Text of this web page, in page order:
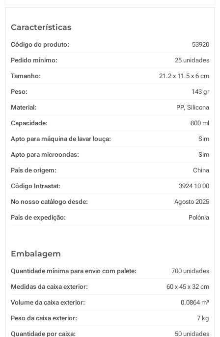
Características
Código do produto: 53920
Pedido mínimo: 25 unidades
Tamanho: 21.2 x 11.5 x 6 cm
Peso: 143 gr
Material: PP, Silicona
Capacidade: 800 ml
Apto para máquina de lavar louça: Sim
Apto para microondas: Sim
País de origem: China
Código Intrastat: 3924 10 00
No nosso catálogo desde: Agosto 2025
País de expedição: Polónia
Embalagem
Quantidade mínima para envio com palete: 700 unidades
Medidas da caixa exterior: 60 x 45 x 32 cm
Volume da caixa exterior: 0.0864 m³
Peso da caixa exterior: 7 kg
Quantidade por caixa: 50 unidades